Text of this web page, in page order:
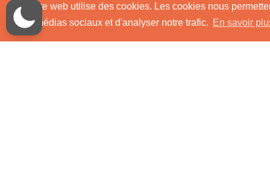
Ce site web utilise des cookies. Les cookies nous
aux médias sociaux et d'analyser notre trafic. En savoir
BOBBY